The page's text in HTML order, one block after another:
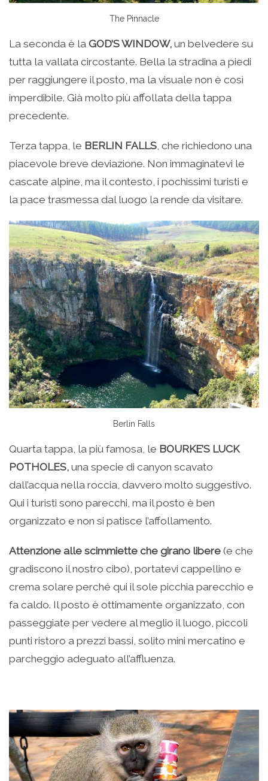
The Pinnacle
La seconda è la GOD’S WINDOW, un belvedere su
tutta la vallata circostante. Bella la stradina a piedi
per raggiungere il posto, ma la visuale non è così
imperdibile. Già molto più affollata della tappa
precedente.
Terza tappa, le BERLIN FALLS , che richiedono una
piacevole breve deviazione. Non immaginatevi le
cascate alpine, ma il contesto, i pochissimi turisti e
la pace trasmessa dal luogo la rende da visitare.
Berlin Falls
Quarta tappa, la più famosa, le BOURKE’S LUCK
POTHOLES, una specie di canyon scavato
dall’acqua nella roccia, davvero molto suggestivo.
Qui i turisti sono parecchi, ma il posto è ben
organizzato e non si patisce l’affollamento.
Attenzione alle scimmiette che girano libere (e che
gradiscono il nostro cibo), portatevi cappellino e
crema solare perché qui il sole picchia parecchio e
fa caldo. Il posto è ottimamente organizzato, con
passeggiate per vedere al meglio il luogo, piccoli
punti ristoro a prezzi bassi, solito mini mercatino e
parcheggio adeguato all’affluenza.